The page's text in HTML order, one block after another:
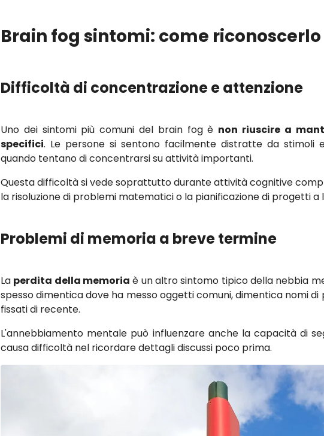
Brain fog sintomi: come riconoscerlo
Difficoltà di concentrazione e attenzione
Uno dei sintomi più comuni del brain fog è non riuscire a
specifici. Le persone si sentono facilmente distratte da stimoli
quando tentano di concentrarsi su attività importanti.
Questa difficoltà si vede soprattutto durante attività cognitive
la risoluzione di problemi matematici o la pianificazione di progetti a
Problemi di memoria a breve termine
La perdita della memoria è un altro sintomo tipico della nebbia
spesso dimentica dove ha messo oggetti comuni, dimentica nomi
fissati di recente.
L'annebbiamento mentale può influenzare anche la capacità di
causa difficoltà nel ricordare dettagli discussi poco prima.